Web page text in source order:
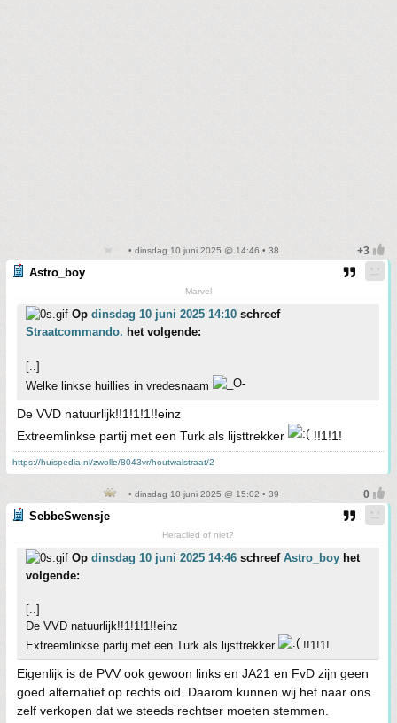
• dinsdag 10 juni 2025 @ 14:46 • 38
Astro_boy
Marvel
Op dinsdag 10 juni 2025 14:10 schreef
Straatcommando. het volgende:
[..]
Welke linkse huillies in vredesnaam
De VVD natuurlijk!!1!1!1!!einz
Extreemlinkse partij met een Turk als lijsttrekker
!!1!1!
https://huispedia.nl/zwolle/8043vr/houtwalstraat/2
• dinsdag 10 juni 2025 @ 15:02 • 39
SebbeSwensje
Heraclied of niet?
Op dinsdag 10 juni 2025 14:46 schreef Astro_boy het
volgende:
[..]
De VVD natuurlijk!!1!1!1!!einz
Extreemlinkse partij met een Turk als lijsttrekker
!!1!1!
Eigenlijk is de PVV ook gewoon links en JA21 en FvD zijn geen
goed alternatief op rechts oid. Daarom kunnen wij het naar ons
zelf verkopen dat we steeds rechtser moeten stemmen.